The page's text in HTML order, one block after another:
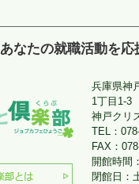
あなたの就職活動を応
兵庫県神
1丁目1-3
神戸クリ
TEL：
FAX：
開館時間
閉館日：